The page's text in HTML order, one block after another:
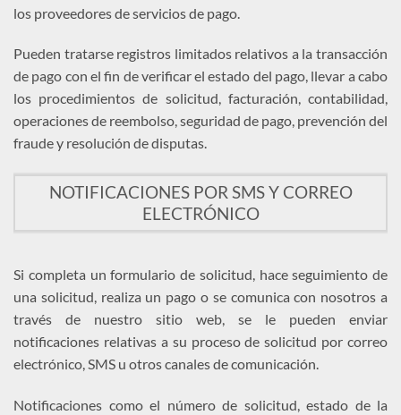
los proveedores de servicios de pago.
Pueden tratarse registros limitados relativos a la transacción
de pago con el fin de verificar el estado del pago, llevar a cabo
los procedimientos de solicitud, facturación, contabilidad,
operaciones de reembolso, seguridad de pago, prevención del
fraude y resolución de disputas.
NOTIFICACIONES POR SMS Y CORREO
ELECTRÓNICO
Si completa un formulario de solicitud, hace seguimiento de
una solicitud, realiza un pago o se comunica con nosotros a
través de nuestro sitio web, se le pueden enviar
notificaciones relativas a su proceso de solicitud por correo
electrónico, SMS u otros canales de comunicación.
Notificaciones como el número de solicitud, estado de la